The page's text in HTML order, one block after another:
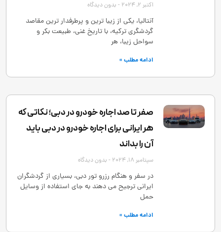
اکتبر 2, 2024 بدون دیدگاه
آنتالیا، یکی از زیبا ترین و پرطرفدار ترین مقاصد
گردشگری ترکیه، با تاریخ غنی، طبیعت بکر و
سواحل زیبا، هر
ادامه مطلب »
صفر تا صد اجاره خودرو در دبی؛ نکاتی که
هر ایرانی برای اجاره خودرو در دبی باید
آن را بداند
سپتامبر 18, 2024 بدون دیدگاه
در سفر و هنگام رزرو تور دبی، بسیاری از گردشگران
ایرانی ترجیح می ‌دهند به ‌جای استفاده از وسایل
حمل
ادامه مطلب »